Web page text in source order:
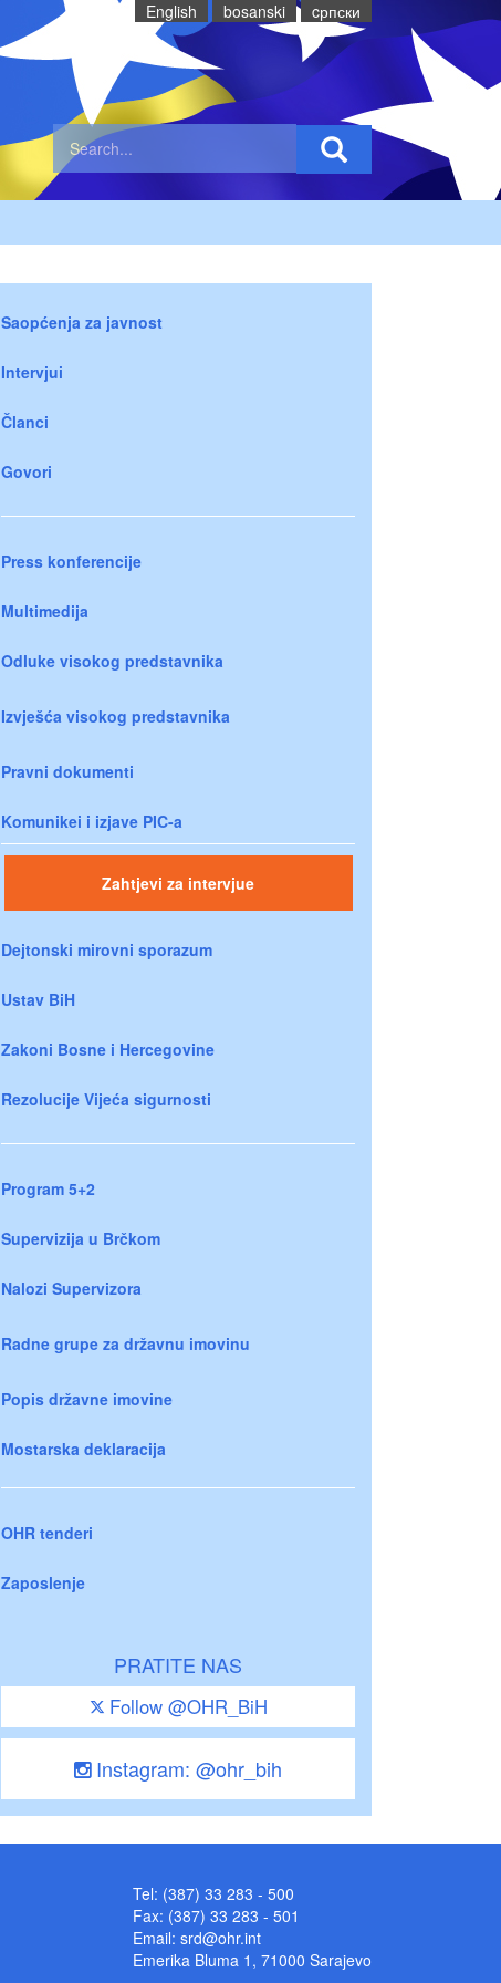
English bosanski cрпски
Saopćenja za javnost
Intervjui
Članci
Govori
Press konferencije
Multimedija
Odluke visokog predstavnika
Izvješća visokog predstavnika
Pravni dokumenti
Komunikei i izjave PIC-a
Zahtjevi za intervjue
Dejtonski mirovni sporazum
Ustav BiH
Zakoni Bosne i Hercegovine
Rezolucije Vijeća sigurnosti
Program 5+2
Supervizija u Brčkom
Nalozi Supervizora
Radne grupe za državnu imovinu
Popis državne imovine
Mostarska deklaracija
OHR tenderi
Zaposlenje
PRATITE NAS
Follow @OHR_BiH
Instagram: @ohr_bih
Tel: (387) 33 283 - 500
Fax: (387) 33 283 - 501
Email: srd@ohr.int
Emerika Bluma 1, 71000 Sarajevo